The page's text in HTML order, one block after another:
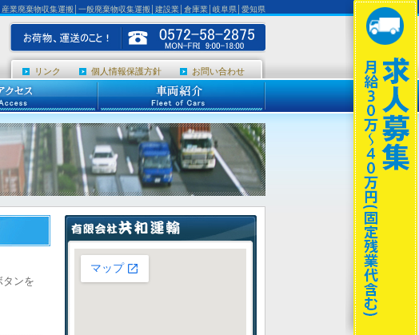
業廃棄物収集運搬│一般廃棄物収集運搬│建設業│倉庫業│岐阜県│愛知県
リンク 個人情報保護方針 お問い合わせ
タンを